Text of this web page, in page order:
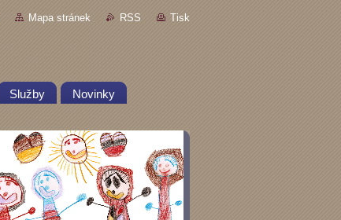
Mapa stránek RSS Tisk
Služby Novinky